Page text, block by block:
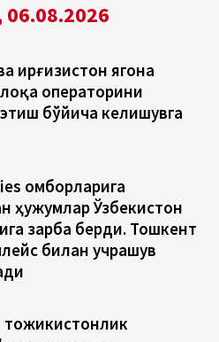
06.08.2026
Қирғизистон ягона
операторини
бўйича келишувга
омборларига
ҳужумлар Ўзбекистон
зарба берди. Тошкент
билан учрашув
тожикистонлик